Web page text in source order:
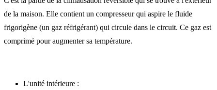
de la maison. Elle contient un compresseur qui aspire le fluide
frigorigène (un gaz réfrigérant) qui circule dans le circuit. Ce gaz est
comprimé pour augmenter sa température.
L'unité intérieure :